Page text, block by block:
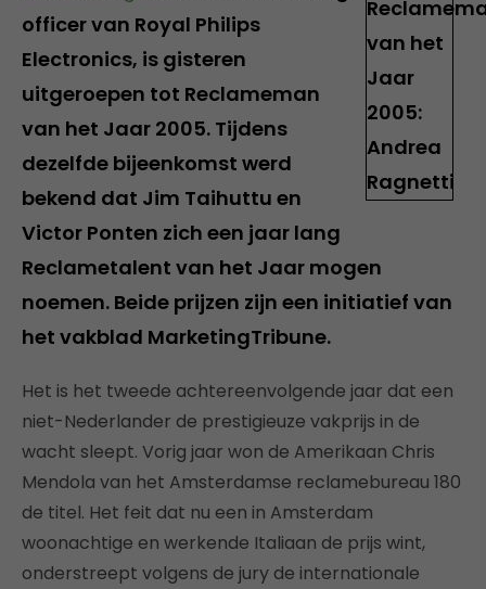
officer van Royal Philips
Electronics, is gisteren
uitgeroepen tot Reclameman
van het Jaar 2005. Tijdens
dezelfde bijeenkomst werd
bekend dat Jim Taihuttu en
Victor Ponten zich een jaar lang
Reclametalent van het Jaar mogen
noemen. Beide prijzen zijn een initiatief van
het vakblad MarketingTribune.
Het is het tweede achtereenvolgende jaar dat een
niet-Nederlander de prestigieuze vakprijs in de
wacht sleept. Vorig jaar won de Amerikaan Chris
Mendola van het Amsterdamse reclamebureau 180
de titel. Het feit dat nu een in Amsterdam
woonachtige en werkende Italiaan de prijs wint,
onderstreept volgens de jury de internationale